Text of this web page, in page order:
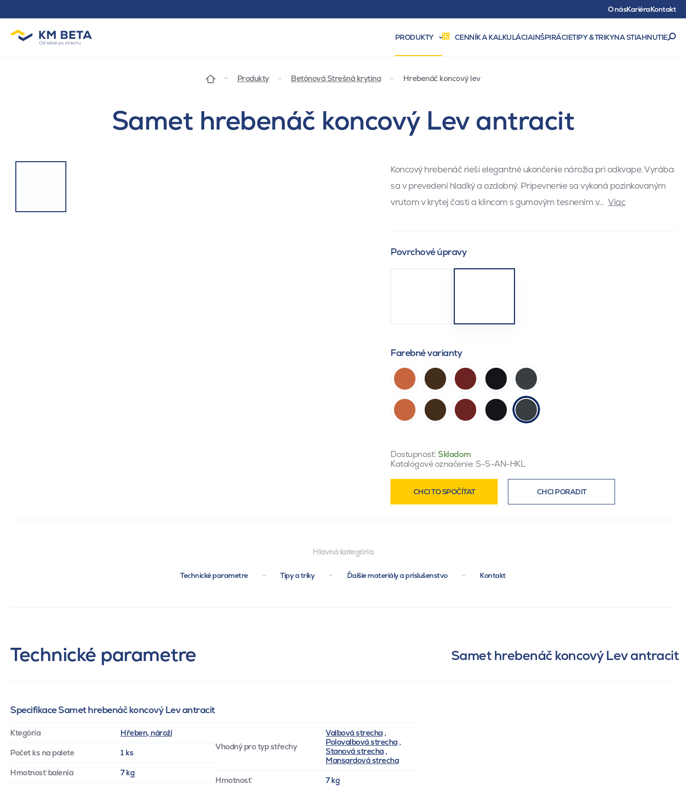
O násKariéraKontakt
PRODUKTY CENNÍK A KALKULÁCIAINŠPIRÁCIETIPY & TRIKYNA STIAHNUTIE
Produkty Betónová Strešná krytina Hrebenáč koncový lev
Samet hrebenáč koncový Lev antracit
Koncový hrebenáč rieši elegantné ukončenie nárožia pri odkvape. Vyrába
sa v prevedení hladký a ozdobný. Pripevnenie sa vykoná pozinkovaným
vrutom v krytej časti a klincom s gumovým tesnením v… Viac
Povrchové úpravy
Farebné varianty
Dostupnosť: Skladom
Katalógové označenie: S-S-AN-HKL
CHCI TO SPOČÍTAT CHCI PORADIT
Hlavná kategória
Technické parametre Tipy a triky Ďalšie materiály a príslušenstvo Kontakt
Technické parametre Samet hrebenáč koncový Lev antracit
Specifikace Samet hrebenáč koncový Lev antracit
Ktegória Hřeben, nároží
Počet ks na palete 1 ks
Hmotnosť balenia 7 kg
Vhodný pro typ střechy
Valbová strecha,
Polovalbová strecha,
Stanová strecha,
Mansardová strecha
Hmotnosť 7 kg